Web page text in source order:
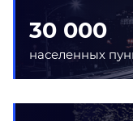
30 000
населенных